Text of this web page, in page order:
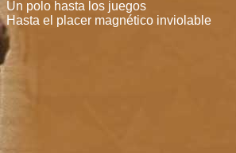
Un polo hasta los juegos
Hasta el placer magnético inviolable